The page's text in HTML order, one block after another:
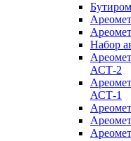
Набор
АСТ-2
АСТ-1